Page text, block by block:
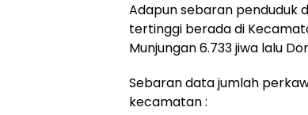
Adapun sebaran penduduk
tertinggi berada di
Munjungan 6.733 jiwa lalu
Sebaran data jumlah
kecamatan :